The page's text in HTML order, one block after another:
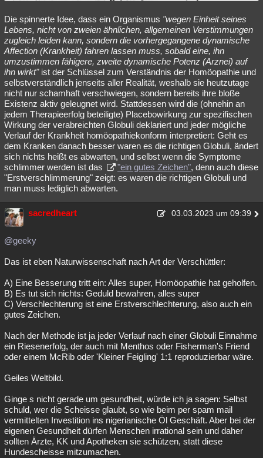
Die spinnerte Idee, dass ein Organismus "wegen Einheit seines
Lebens, nicht von zweien ähnlichen, allgemeinen Verstimmungen
zugleich leiden kann, sondern die vorhergegangene dynamische
Affection (Krankheit) fahren lassen muss, sobald eine, ihn
umzustimmen fähigere, zweite dynamische Potenz (Arznei) auf
ihn wirkt"ist der Schlüssel zum Verständnis der Homöopathie und
selbstverständlich jenseits aller Realität, weshalb sie heutzutage
nicht nur schamhaft verschwiegen, sondern bereits ihre bloße
Existenz aktiv geleugnet wird. Stattdessen wird die (ohnehin an
jedem Therapieerfolg beteiligte) Placebowirkung zur spezifischen
Wirkung der verabreichten Globuli deklariert und jeder mögliche
Verlauf der Krankheit homöopathiekonform interpretiert: Geht es
dem Kranken danach besser waren es die richtigen Globuli, ändert
sich nichts heißt es abwarten, und selbst wenn die Symptome
schlimmer werden ist das
"ein gutes Zeichen", denn auch diese
"Erstverschlimmerung" zeigt: es waren die richtigen Globuli und
man muss lediglich abwarten.
sacredheart 03.03.2023 um 09:39
@geeky
Das ist eben Naturwissenschaft nach Art der Verschüttler:
A) Eine Besserung tritt ein: Alles super, Homöopathie hat geholfen.
B) Es tut sich nichts: Geduld bewahren, alles super
C) Verschlechterung ist eine Erstverschlechterung, also auch ein
gutes Zeichen.
Nach der Methode ist ja jeder Verlauf nach einer Globuli Einnahme
ein Riesenerfolg, der auch mit Menthos oder Fisherman's Friend
oder einem McRib oder 'Kleiner Feigling' 1:1 reproduzierbar wäre.
Geiles Weltbild.
Ginge s nicht gerade um gesundheit, würde ich ja sagen: Selbst
schuld, wer die Scheisse glaubt, so wie beim per spam mail
vermittelten Investition ins nigerianische Öl Geschäft. Aber bei der
eigenen Gesundheit dürfen Menschen irrational sein und daher
sollten Ärzte, KK und Apotheken sie schützen, statt diese
Hundescheisse mitzumachen.